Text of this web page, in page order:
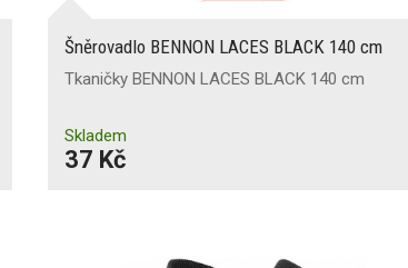
Šněrovadlo BENNON LACES BLACK 140 cm
Tkaničky BENNON LACES BLACK 140 cm
Skladem
37 Kč